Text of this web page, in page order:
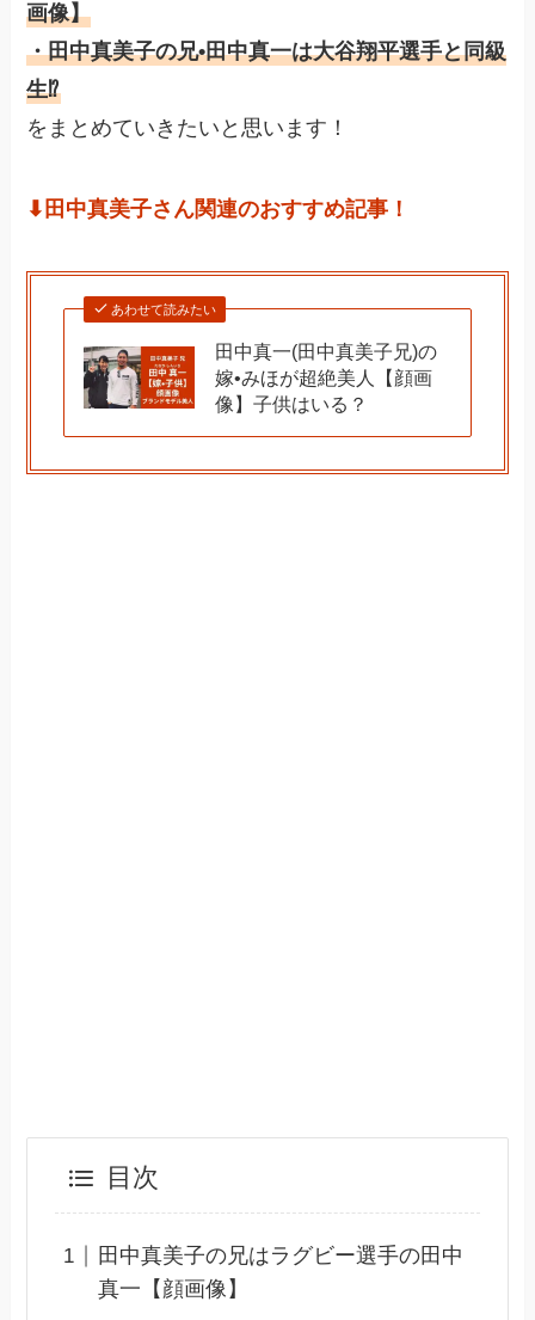
画像】
・田中真美子の兄•田中真一は大谷翔平選手と同級
生⁉︎
をまとめていきたいと思います！
⬇︎田中真美子さん関連のおすすめ記事！
あわせて読みたい
田中真一(田中真美子兄)の
嫁•みほが超絶美人【顔画
像】子供はいる？
目次
田中真美子の兄はラグビー選手の田中
真一【顔画像】